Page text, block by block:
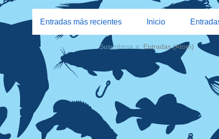
Entradas más recientes Inicio
Suscribirse a: Entradas (Atom)